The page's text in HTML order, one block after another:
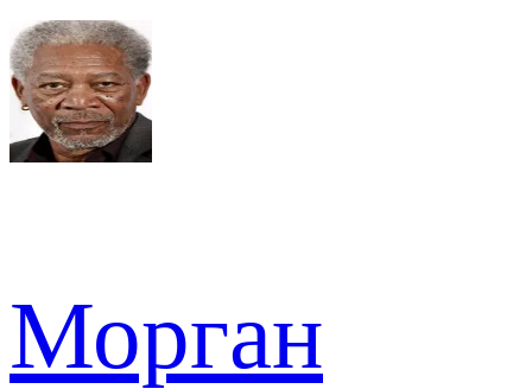
Морган